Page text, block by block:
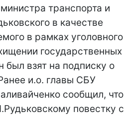
транспорта и
в качестве
в рамках уголовного
государственных
был взят на подписку о
и.о. главы СБУ
сообщил, что
повестку с